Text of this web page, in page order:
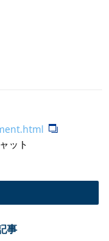
ット
事